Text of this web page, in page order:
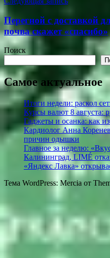
Перегной с доставкой
почва скажет «спасибо»
Поиск
Самое актуальное
Итоги недели: раскол
Курсы валют 8 августа:
Гаджеты и осанка: как
Кардиолог Анна
причин одышки
Главное за неделю:
Калининград, LIMÉ
«Яндекс Лавка»
Тема WordPress: Mercia от